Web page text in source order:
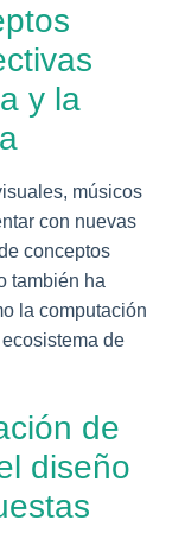
y la
músicos
con nuevas
conceptos
también ha
la computación
de
de
diseño